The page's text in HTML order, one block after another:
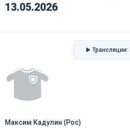
13.05.2026
▶️ Трансляции:
Максим Кадулин (Рос)